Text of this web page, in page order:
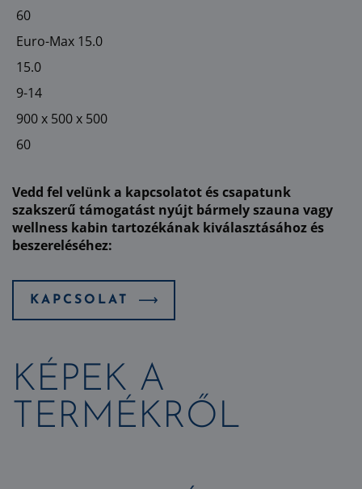
60
Euro-Max 15.0
15.0
9-14
900 x 500 x 500
60
Vedd fel velünk a kapcsolatot és csapatunk
szakszerű támogatást nyújt bármely szauna vagy
wellness kabin tartozékának kiválasztásához és
beszereléséhez:
KAPCSOLAT
KÉPEK A
TERMÉKRŐL